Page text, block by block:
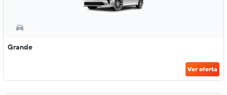
Grande
Ver oferta